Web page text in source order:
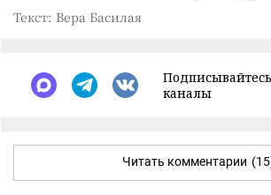
Текст: Вера Басилая
каналы
Читать комментарии